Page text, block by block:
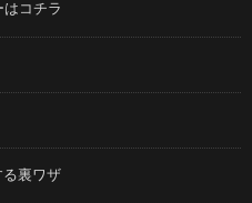
コチラ
る裏ワザ